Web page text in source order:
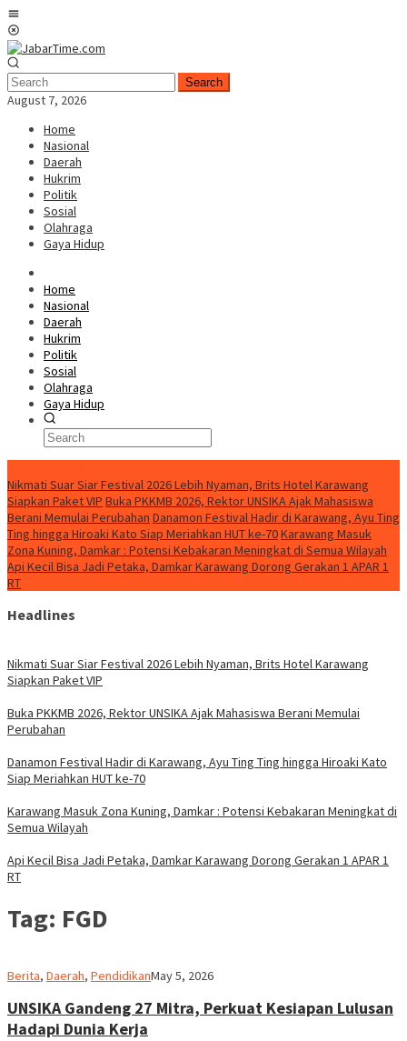
Skip
to
content
Search
August 7, 2026
Home
Nasional
Daerah
Hukrim
Politik
Sosial
Olahraga
Gaya Hidup
Home
Nasional
Daerah
Hukrim
Politik
Sosial
Olahraga
Gaya Hidup
Nikmati Suar Siar Festival 2026 Lebih Nyaman, Brits Hotel Karawang
Siapkan Paket VIP Buka PKKMB 2026, Rektor UNSIKA Ajak Mahasiswa
Berani Memulai Perubahan Danamon Festival Hadir di Karawang, Ayu Ting
Ting hingga Hiroaki Kato Siap Meriahkan HUT ke-70Karawang Masuk
Zona Kuning, Damkar : Potensi Kebakaran Meningkat di Semua Wilayah
Api Kecil Bisa Jadi Petaka, Damkar Karawang Dorong Gerakan 1 APAR 1
RT
Headlines
Nikmati Suar Siar Festival 2026 Lebih Nyaman, Brits Hotel Karawang
Siapkan Paket VIP
Buka PKKMB 2026, Rektor UNSIKA Ajak Mahasiswa Berani Memulai
Perubahan
Danamon Festival Hadir di Karawang, Ayu Ting Ting hingga Hiroaki Kato
Siap Meriahkan HUT ke-70
Karawang Masuk Zona Kuning, Damkar : Potensi Kebakaran Meningkat di
Semua Wilayah
Api Kecil Bisa Jadi Petaka, Damkar Karawang Dorong Gerakan 1 APAR 1
RT
Tag: FGD
Berita, Daerah, Pendidikanadmin
May 5, 2026
UNSIKA Gandeng 27 Mitra, Perkuat Kesiapan Lulusan
Hadapi Dunia Kerja